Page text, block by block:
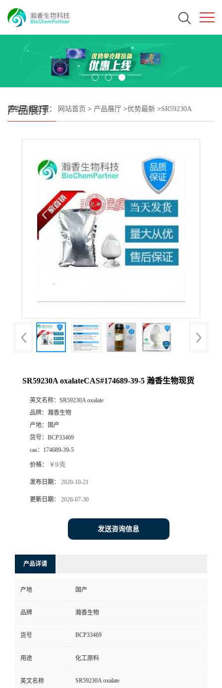
产品展厅
您当前的位置： 网站首页 > 产品展厅 >优势最新 >SR59230A
SR59230A oxalateCAS#174689-39-5 瀚香生物现货
英文名称： SR59230A oxalate
品牌： 瀚香生物
产地：
国产
货号： BCP33469
cas： 174689-39-5
价格： ￥9/克
发布日期： 2020-10-21
更新日期： 2026-07-30
发送咨询信息
产品详请
产地 国产
品牌 瀚香生物
货号 BCP33469
用途 化工原料
英文名称 SR59230A oxalate